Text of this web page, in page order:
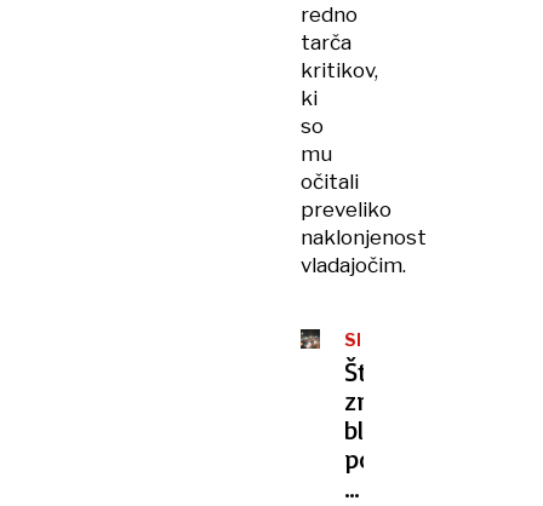
redno
tarča
kritikov,
ki
so
mu
očitali
preveliko
naklonjenost
vladajočim.
SRBIJA
Študenti
znova
blokirali
poslopji
javne